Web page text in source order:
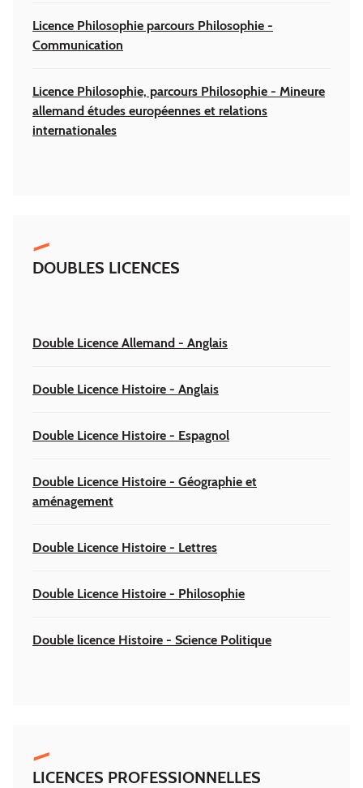
Licence Philosophie parcours Philosophie -
Communication
Licence Philosophie, parcours Philosophie - Mineure
allemand études européennes et relations
internationales
DOUBLES LICENCES
Double Licence Allemand - Anglais
Double Licence Histoire - Anglais
Double Licence Histoire - Espagnol
Double Licence Histoire - Géographie et
aménagement
Double Licence Histoire - Lettres
Double Licence Histoire - Philosophie
Double licence Histoire - Science Politique
LICENCES PROFESSIONNELLES